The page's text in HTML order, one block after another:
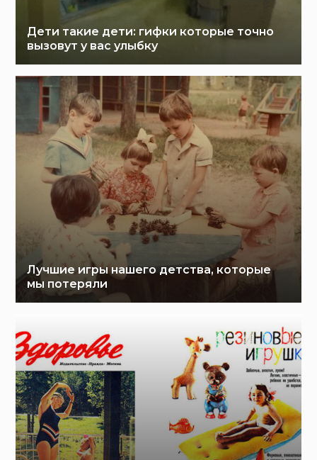
Дети такие дети: гифки которые точно
вызовут у вас улыбку
Лучшие игры нашего детства, которые
мы потеряли